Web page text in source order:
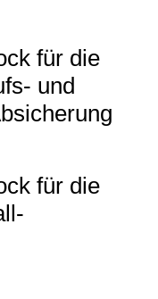
für die
und
für die